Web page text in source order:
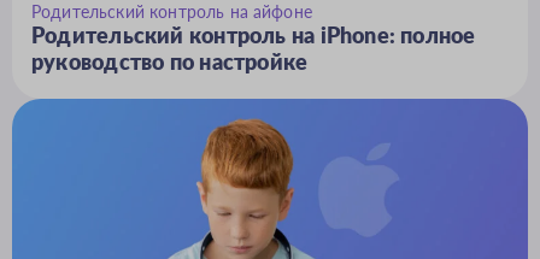
Родительский контроль на айфоне
Родительский контроль на iPhone: полное
руководство по настройке